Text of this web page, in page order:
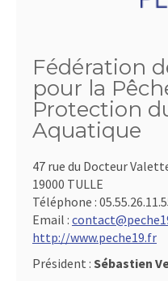
Fédération
pour la
Protection
Aquatique
47 rue du Docteur
19000 TULLE
Téléphone :
Email :
http://www.peche19.fr
Président : Sébastien